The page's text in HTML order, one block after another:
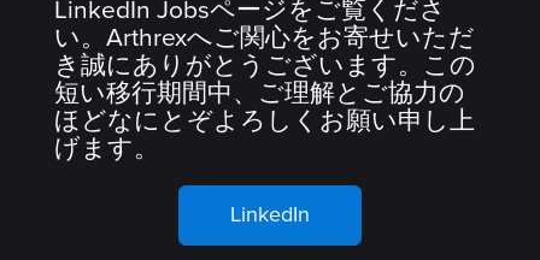
LinkedIn Jobsページをご覧くださ
い。Arthrexへご関心をお寄せいただ
き誠にありがとうございます。この
短い移行期間中、ご理解とご協力の
ほどなにとぞよろしくお願い申し上
げます。
LinkedIn